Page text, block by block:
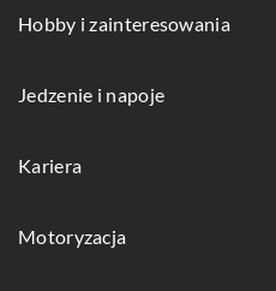
Hobby i zainteresowania
Jedzenie i napoje
Kariera
Motoryzacja